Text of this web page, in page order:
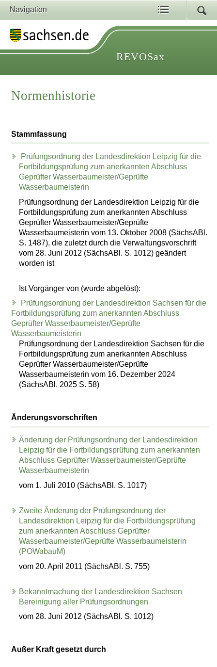
Navigation
REVOSax
Normenhistorie
Stammfassung
Prüfungsordnung der Landesdirektion Leipzig für die
Fortbildungsprüfung zum anerkannten Abschluss
Geprüfter Wasserbaumeister/Geprüfte
Wasserbaumeisterin
Prüfungsordnung der Landesdirektion Leipzig für die
Fortbildungsprüfung zum anerkannten Abschluss
Geprüfter Wasserbaumeister/Geprüfte
Wasserbaumeisterin vom 13. Oktober 2008 (SächsABl.
S. 1487), die zuletzt durch die Verwaltungsvorschrift
vom 28. Juni 2012 (SächsABl. S. 1012) geändert
worden ist
Ist Vorgänger von (wurde abgelöst):
Prüfungsordnung der Landesdirektion Sachsen für die
Fortbildungsprüfung zum anerkannten Abschluss
Geprüfter Wasserbaumeister/Geprüfte
Wasserbaumeisterin
Prüfungsordnung der Landesdirektion Sachsen für die
Fortbildungsprüfung zum anerkannten Abschluss
Geprüfter Wasserbaumeister/Geprüfte
Wasserbaumeisterin vom 16. Dezember 2024
(SächsABl. 2025 S. 58)
Änderungsvorschriften
Änderung der Prüfungsordnung der Landesdirektion
Leipzig für die Fortbildungsprüfung zum anerkannten
Abschluss Geprüfter Wasserbaumeister/Geprüfte
Wasserbaumeisterin
vom 1. Juli 2010 (SächsABl. S. 1017)
Zweite Änderung der Prüfungsordnung der
Landesdirektion Leipzig für die Fortbildungsprüfung
zum anerkannten Abschluss Geprüfter
Wasserbaumeister/Geprüfte Wasserbaumeisterin
(POWabauM)
vom 20. April 2011 (SächsABl. S. 755)
Bekanntmachung der Landesdirektion Sachsen
Bereinigung aller Prüfungsordnungen
vom 28. Juni 2012 (SächsABl. S. 1012)
Außer Kraft gesetzt durch